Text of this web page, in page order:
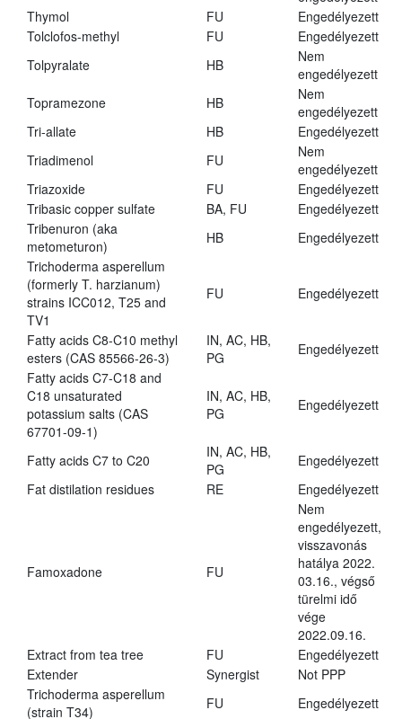
Thymol
FU
Engedélyezett
Tolclofos-methyl
FU
Engedélyezett
Tolpyralate
HB
Nem
engedélyezett
Topramezone
HB
Nem
engedélyezett
Tri-allate
HB
Engedélyezett
Triadimenol
FU
Nem
engedélyezett
Triazoxide
FU
Engedélyezett
Tribasic copper sulfate
BA, FU
Engedélyezett
Tribenuron (aka
metometuron)
HB
Engedélyezett
Trichoderma asperellum
(formerly T. harzianum)
strains ICC012, T25 and
TV1
FU Engedélyezett
Fatty acids C8-C10 methyl
esters (CAS 85566-26-3)
IN, AC, HB,
PG
Engedélyezett
Fatty acids C7-C18 and
C18 unsaturated
potassium salts (CAS
67701-09-1)
IN, AC, HB,
PG
Engedélyezett
Fatty acids C7 to C20
IN, AC, HB,
PG
Engedélyezett
Fat distilation residues
RE Engedélyezett
Famoxadone FU
Nem
engedélyezett,
visszavonás
hatálya 2022.
03.16., végső
türelmi idő
vége
2022.09.16.
Extract from tea tree
FU
Engedélyezett
Extender
Synergist
Not PPP
Trichoderma asperellum
(strain T34)
FU
Engedélyezett